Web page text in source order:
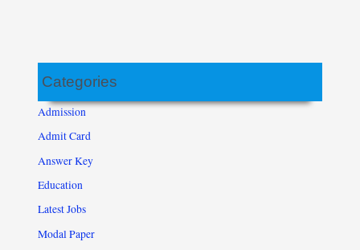
Categories
Admission
Admit Card
Answer Key
Education
Latest Jobs
Modal Paper